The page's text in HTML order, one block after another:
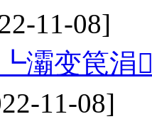
11-08]
灞变笢涓
11-08]